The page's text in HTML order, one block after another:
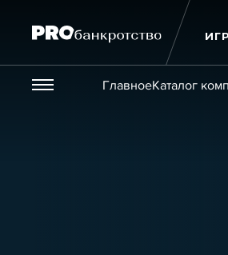
Везде
ГлавноеКаталог